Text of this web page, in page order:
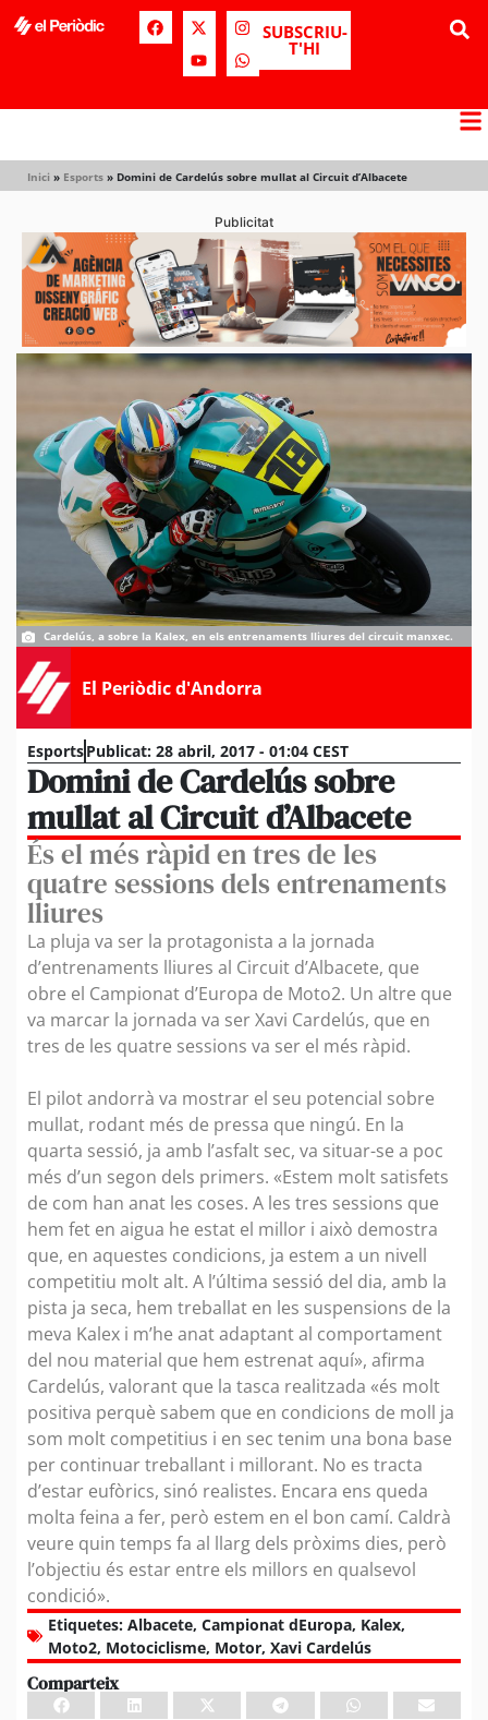
SUBSCRIU-
T'HI
Inici » Esports » Domini de Cardelús sobre mullat al Circuit d’Albacete
Publicitat
Cardelús, a sobre la Kalex, en els entrenaments lliures del circuit manxec.
El Periòdic d'Andorra
EsportsPublicat: 28 abril, 2017 - 01:04 CEST
Domini de Cardelús sobre
mullat al Circuit d’Albacete
És el més ràpid en tres de les
quatre sessions dels entrenaments
lliures
La pluja va ser la protagonista a la jornada
d’entrenaments lliures al Circuit d’Albacete, que
obre el Campionat d’Europa de Moto2. Un altre que
va marcar la jornada va ser Xavi Cardelús, que en
tres de les quatre sessions va ser el més ràpid.
El pilot andorrà va mostrar el seu potencial sobre
mullat, rodant més de pressa que ningú. En la
quarta sessió, ja amb l’asfalt sec, va situar-se a poc
més d’un segon dels primers. «Estem molt satisfets
de com han anat les coses. A les tres sessions que
hem fet en aigua he estat el millor i això demostra
que, en aquestes condicions, ja estem a un nivell
competitiu molt alt. A l’última sessió del dia, amb la
pista ja seca, hem treballat en les suspensions de la
meva Kalex i m’he anat adaptant al comportament
del nou material que hem estrenat aquí», afirma
Cardelús, valorant que la tasca realitzada «és molt
positiva perquè sabem que en condicions de moll ja
som molt competitius i en sec tenim una bona base
per continuar treballant i millorant. No es tracta
d’estar eufòrics, sinó realistes. Encara ens queda
molta feina a fer, però estem en el bon camí. Caldrà
veure quin temps fa al llarg dels pròxims dies, però
l’objectiu és estar entre els millors en qualsevol
condició».
Etiquetes: Albacete, Campionat dEuropa, Kalex,
Moto2, Motociclisme, Motor, Xavi Cardelús
Comparteix